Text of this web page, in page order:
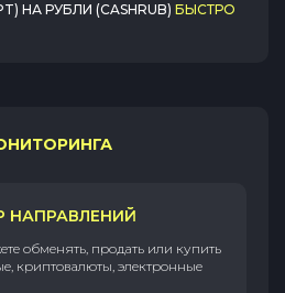
НА РУБЛИ (CASHRUB) БЫСТРО
НАПРАВЛЕНИЙ
обменять, продать или купить
криптовалюты, электронные